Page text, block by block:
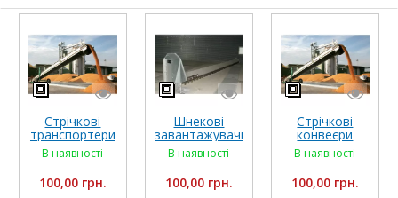
Стрічкові
транспортери
RIELA
В наявності
100,00 грн.
Шнекові
завантажувачі
зерна
В наявності
100,00 грн.
Стрічкові
конвеєри
універсальні
В наявності
100,00 грн.